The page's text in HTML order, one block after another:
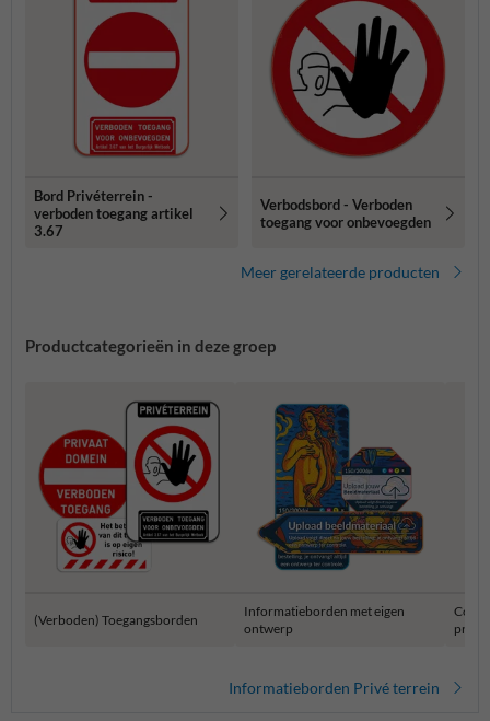
Bord Privéterrein -
verboden toegang artikel
3.67
Verbodsbord - Verboden
toegang voor onbevoegden
Meer gerelateerde producten
Productcategorieën in deze groep
(Verboden) Toegangsborden
Informatieborden met eigen
ontwerp
Informatieborden Privé terrein